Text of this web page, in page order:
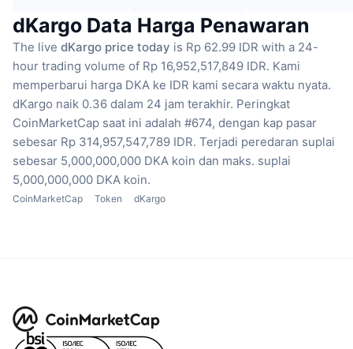
dKargo Data Harga Penawaran
The live dKargo price today is Rp 62.99 IDR with a 24-
hour trading volume of Rp 16,952,517,849 IDR. Kami
memperbarui harga DKA ke IDR kami secara waktu nyata.
dKargo naik 0.36 dalam 24 jam terakhir. Peringkat
CoinMarketCap saat ini adalah #674, dengan kap pasar
sebesar Rp 314,957,547,789 IDR. Terjadi peredaran suplai
sebesar 5,000,000,000 DKA koin dan maks. suplai
5,000,000,000 DKA koin.
CoinMarketCap Token dKargo